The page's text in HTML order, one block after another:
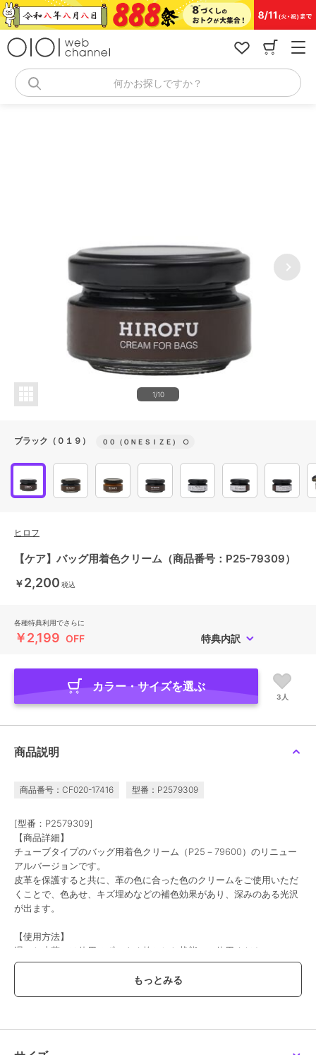
コ
ン
何かお探しですか？
1/10
ブラック（０１９） ００（ＯＮＥＳＩＺＥ） ○
ヒロフ
【ケア】バッグ用着色クリーム（商品番号：P25-79309）
￥2,200 税込
各種特典利用でさらに
￥2,199 OFF 特典内訳
カラー・サイズを選ぶ
3人
商品説明
商品番号：CF020-17416 型番：P2579309
[型番：P2579309]
【商品詳細】
チューブタイプのバッグ用着色クリーム（P25－79600）のリニュー
アルバージョンです。
皮革を保護すると共に、革の色に合った色のクリームをご使用いただ
くことで、色あせ、キズ埋めなどの補色効果があり、深みのある光沢
が出ます。
【使用方法】
湿った皮革には使用せず、よく乾かした状態でご使用ください。
柔らかい布でアイテムのホコリを簡単に落とした後、布にクリームを
少量取り表面に薄くムラなく伸ばしながら塗り込みます。
その後、きれいな柔らかい布で仕上げの乾拭きを十分に行ってくださ